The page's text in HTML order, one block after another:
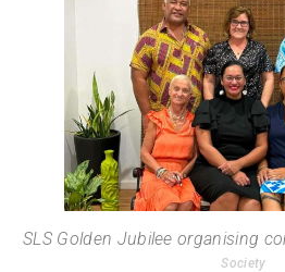
SLS Golden Jubilee organising
Society